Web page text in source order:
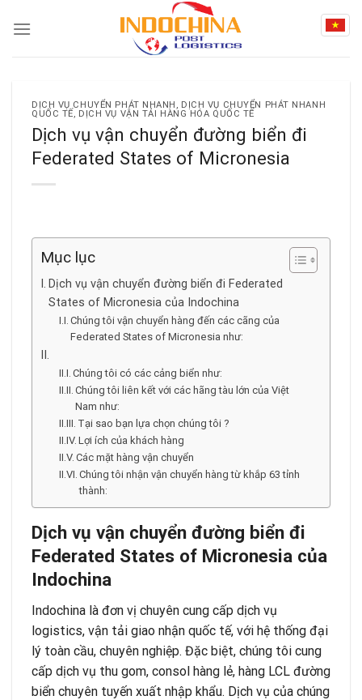
DỊCH VỤ CHUYỂN PHÁT NHANH , DỊCH VỤ CHUYỂN PHÁT NHANH
QUỐC TẾ, DỊCH VỤ VẬN TẢI HÀNG HÓA QUỐC TẾ
Dịch vụ vận chuyển đường biển đi
Federated States of Micronesia
Mục lục
Dịch vụ vận chuyển đường biển đi Federated
States of Micronesia của Indochina
Chúng tôi vận chuyển hàng đến các cãng của
Federated States of Micronesia như:
Chúng tôi có các cảng biển như:
Chúng tôi liên kết với các hãng tàu lớn của Việt
Nam như:
Tại sao bạn lựa chọn chúng tôi ?
Lợi ích của khách hàng
Các mặt hàng vận chuyển
Chúng tôi nhận vận chuyển hàng từ khắp 63 tỉnh
thành:
Dịch vụ vận chuyển đường biển đi
Federated States of Micronesia của
Indochina
Indochina là đơn vị chuyên cung cấp dịch vụ
logistics, vận tải giao nhận quốc tế, với hệ thống đại
lý toàn cầu, chuyên nghiệp. Đặc biệt, chúng tôi cung
cấp dịch vụ thu gom, consol hàng lẻ, hàng LCL đường
biển chuyên tuyến xuất nhập khẩu. Dịch vụ của chúng